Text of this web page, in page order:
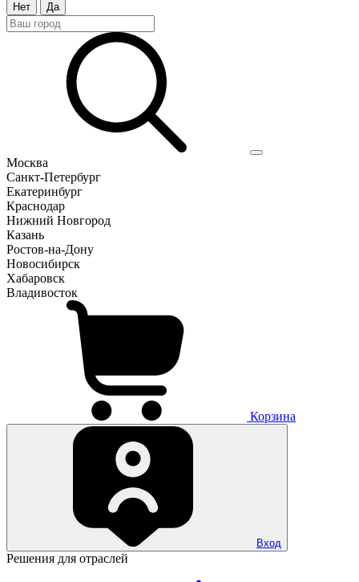
Нет Да
Москва
Санкт-Петербург
Екатеринбург
Краснодар
Нижний Новгород
Казань
Ростов-на-Дону
Новосибирск
Хабаровск
Владивосток
Корзина
Вход
Решения для отраслей